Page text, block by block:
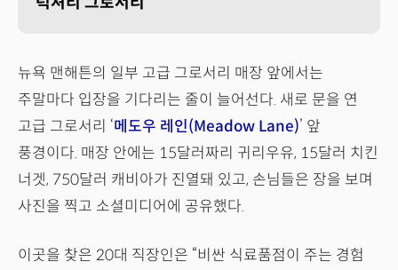
뉴욕 맨해튼의 일부 고급 그로서리 매장 앞에서는
주말마다 입장을 기다리는 줄이 늘어선다. 새로 문을 연
고급 그로서리 ‘메도우 레인(Meadow Lane)’ 앞
풍경이다. 매장 안에는 15달러짜리 귀리우유, 15달러 치킨
너겟, 750달러 캐비아가 진열돼 있고, 손님들은 장을 보며
사진을 찍고 소셜미디어에 공유했다.
이곳을 찾은 20대 직장인은 “비싼 식료품점이 주는 경험